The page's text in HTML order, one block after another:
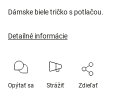
Dámske biele tričko s potlačou.
Detailné informácie
Opýtať sa Strážiť Zdieľať